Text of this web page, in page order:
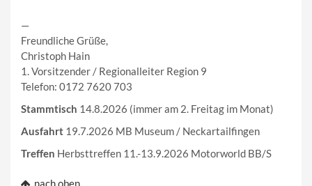
—
Freundliche Grüße,
Christoph Hain
1. Vorsitzender / Regionalleiter Region 9
Telefon: 0172 7620 703
Stammtisch 14.8.2026 (immer am 2. Freitag im Monat)
Ausfahrt 19.7.2026 MB Museum / Neckartailfingen
Treffen Herbsttreffen 11.-13.9.2026 Motorworld BB/S
nach oben